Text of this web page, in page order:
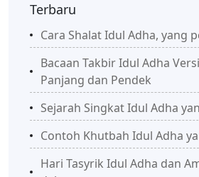
Terbaru
Cara Shalat Idul Adha, yang
Bacaan Takbir Idul Adha
Panjang dan Pendek
Sejarah Singkat Idul Adha
Contoh Khutbah Idul Adha
Hari Tasyrik Idul Adha dan